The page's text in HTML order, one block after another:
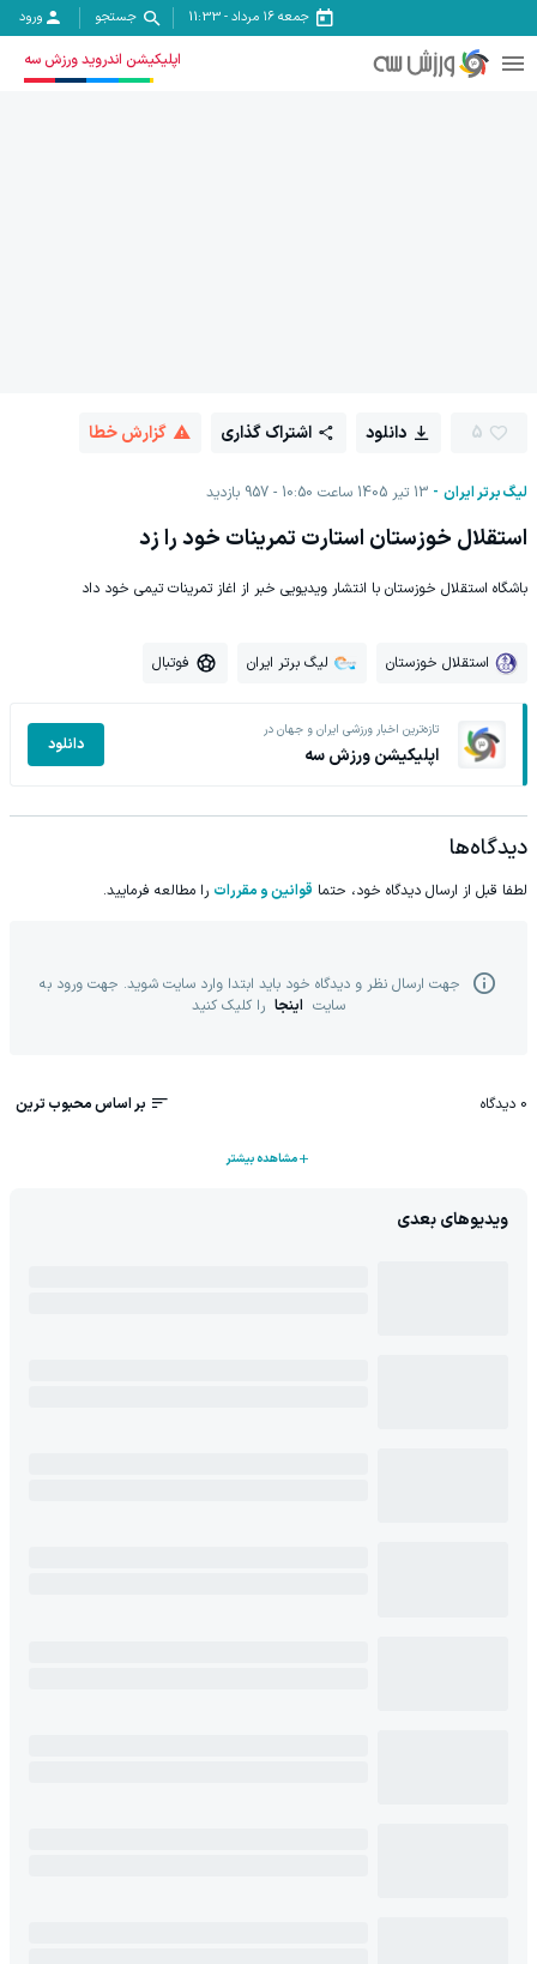
جمعه ۱۶ مرداد -
11:33 جستجو ورود
اپلیکیشن اندروید ورزش سه
لیگ برتر ایران 13 تیر 1405 ساعت 10:50 957 بازدید
5 دانلود اشتراک گذاری گزارش خطا
استقلال خوزستان استارت تمرینات خود را زد
باشگاه استقلال خوزستان با انتشار ویدیویی خبر از اغاز تمرینات تیمی خود داد
استقلال خوزستان لیگ برتر ایران فوتبال
تازه‌ترین اخبار ورزشی ایران و جهان در
اپلیکیشن ورزش سه دانلود
دیدگاه‌ها
لطفا قبل از ارسال دیدگاه خود، حتما قوانین و مقررات را مطالعه فرمایید.
جهت ارسال نظر و دیدگاه خود باید ابتدا وارد سایت شوید. جهت ورود به
سایت اینجا را کلیک کنید
0 دیدگاه بر اساس محبوب ترین
مشاهده بیشتر
ویدیوهای بعدی